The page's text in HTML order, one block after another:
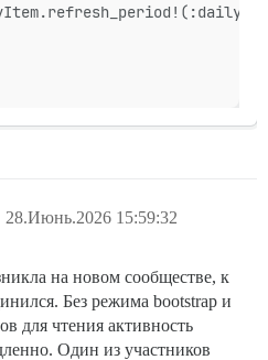
28.Июнь.2026 15:59:32
на новом сообществе, к
Без режима bootstrap и
для чтения активность
Один из участников